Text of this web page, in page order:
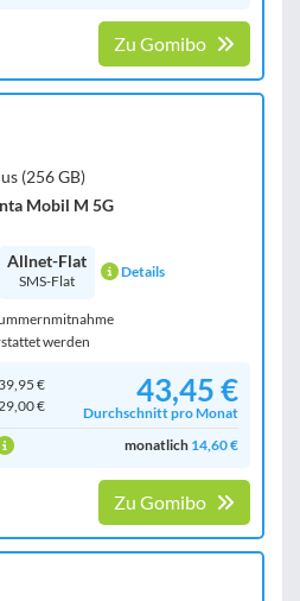
Zu Gomibo
(256 GB)
Mobil M 5G
Allnet-Flat
SMS-Flat Details
werden
39,95 €
€ 43,45 €
Durchschnitt pro Monat
monatlich 14,60 €
Zu Gomibo